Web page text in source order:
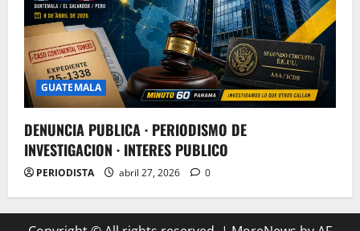
GUATEMALA
DENUNCIA PUBLICA · PERIODISMO DE
INVESTIGACION · INTERES PUBLICO
PERIODISTA abril 27, 2026 0